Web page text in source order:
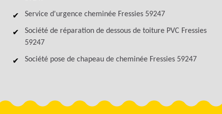
Service d'urgence cheminée Fressies 59247
Société de réparation de dessous de toiture PVC Fressies
59247
Société pose de chapeau de cheminée Fressies 59247